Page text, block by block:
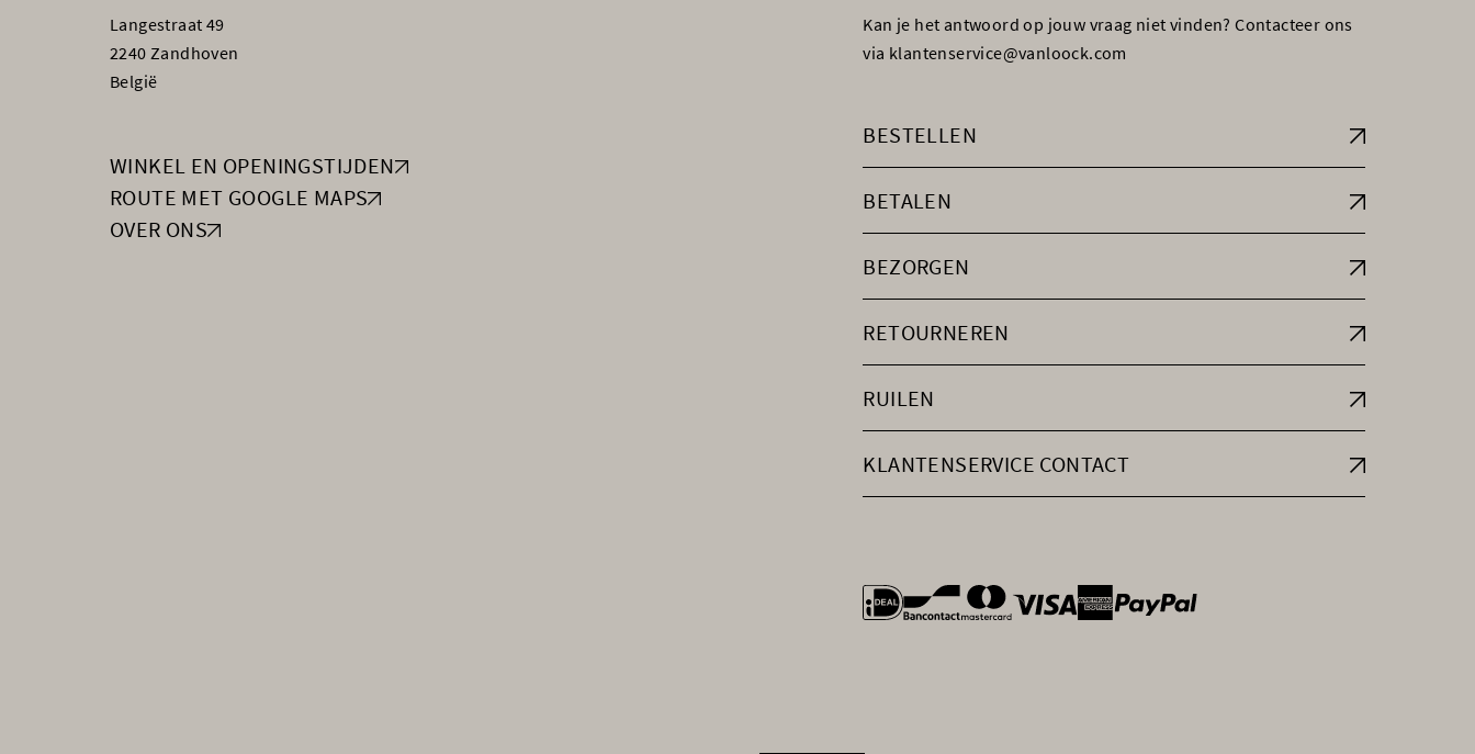
Langestraat 49
2240 Zandhoven
België
WINKEL EN OPENINGSTIJDEN
ROUTE MET GOOGLE MAPS
OVER ONS
Kan je het antwoord op jouw vraag niet vinden? Contacteer ons
via klantenservice@vanloock.com
BESTELLEN
BETALEN
BEZORGEN
RETOURNEREN
RUILEN
KLANTENSERVICE CONTACT
general.paymentOptions